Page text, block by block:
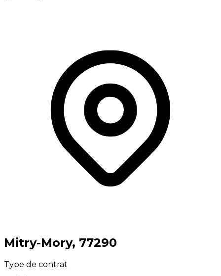
⁨Mitry-Mory⁩, ⁨77290⁩
Type de contrat